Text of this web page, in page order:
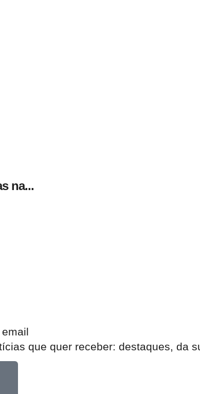
na...
que quer receber: destaques, da